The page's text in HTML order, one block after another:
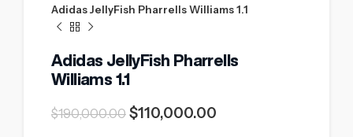
Adidas JellyFish Pharrells Williams 1.1
Adidas JellyFish Pharrells
Williams 1.1
$190,000.00 $110,000.00